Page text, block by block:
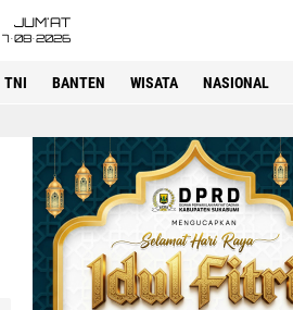
JUM'AT
7•08•2026
TNI BANTEN WISATA NASIONAL